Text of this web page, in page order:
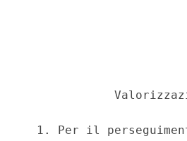
1. Per il